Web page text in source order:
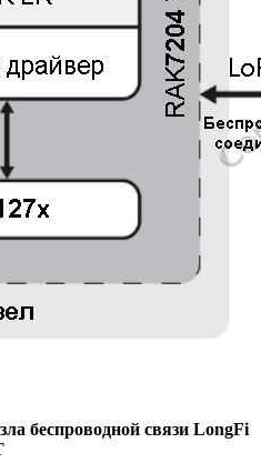
беспроводной связи LongFi